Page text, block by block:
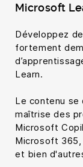
Microsoft
Développez
fortement
Learn.
Le contenu se
maîtrise des
Microsoft
Microsoft
et bien